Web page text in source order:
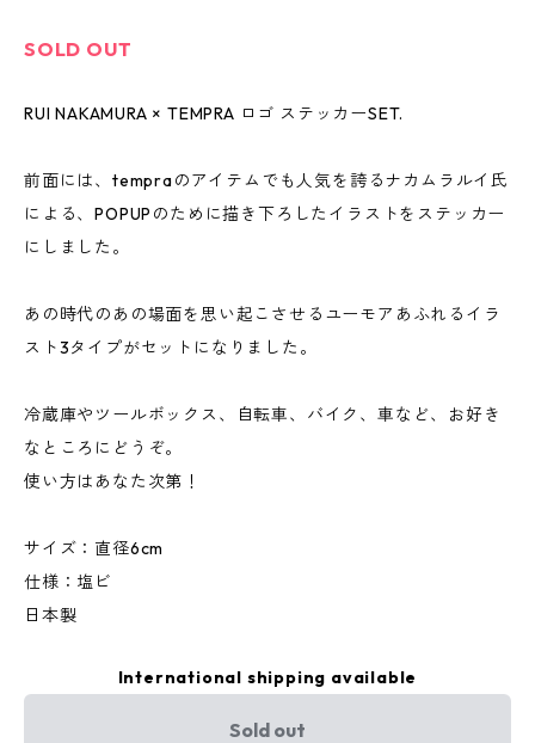
SOLD OUT
RUI NAKAMURA × TEMPRA ロゴ ステッカーSET.
前面には、tempraのアイテムでも人気を誇るナカムラルイ氏
による、POPUPのために描き下ろしたイラストをステッカー
にしました。
あの時代のあの場面を思い起こさせるユーモアあふれるイラ
スト3タイプがセットになりました。
冷蔵庫やツールボックス、自転車、バイク、車など、お好き
なところにどうぞ。
使い方はあなた次第！
サイズ：直径6cm
仕様：塩ビ
日本製
International shipping available
Sold out